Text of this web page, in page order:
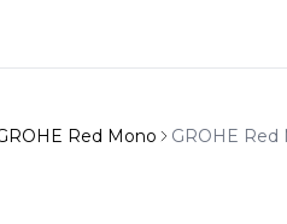
Red Mono GROHE